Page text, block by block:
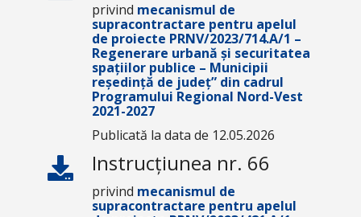
privind mecanismul de
supracontractare pentru apelul
de proiecte PRNV/2023/714.A/1 –
Regenerare urbană și securitatea
spațiilor publice – Municipii
reședință de județ” din cadrul
Programului Regional Nord-Vest
2021-2027
Publicată la data de 12.05.2026
Instrucțiunea nr. 66
privind mecanismul de
supracontractare pentru apelul